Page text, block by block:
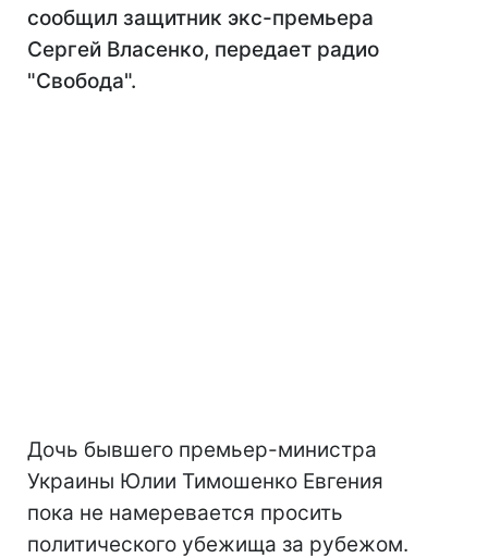
сообщил защитник экс-премьера
Сергей Власенко, передает радио
"Свобода".
Дочь бывшего премьер-министра
Украины Юлии Тимошенко Евгения
пока не намеревается просить
политического убежища за рубежом.